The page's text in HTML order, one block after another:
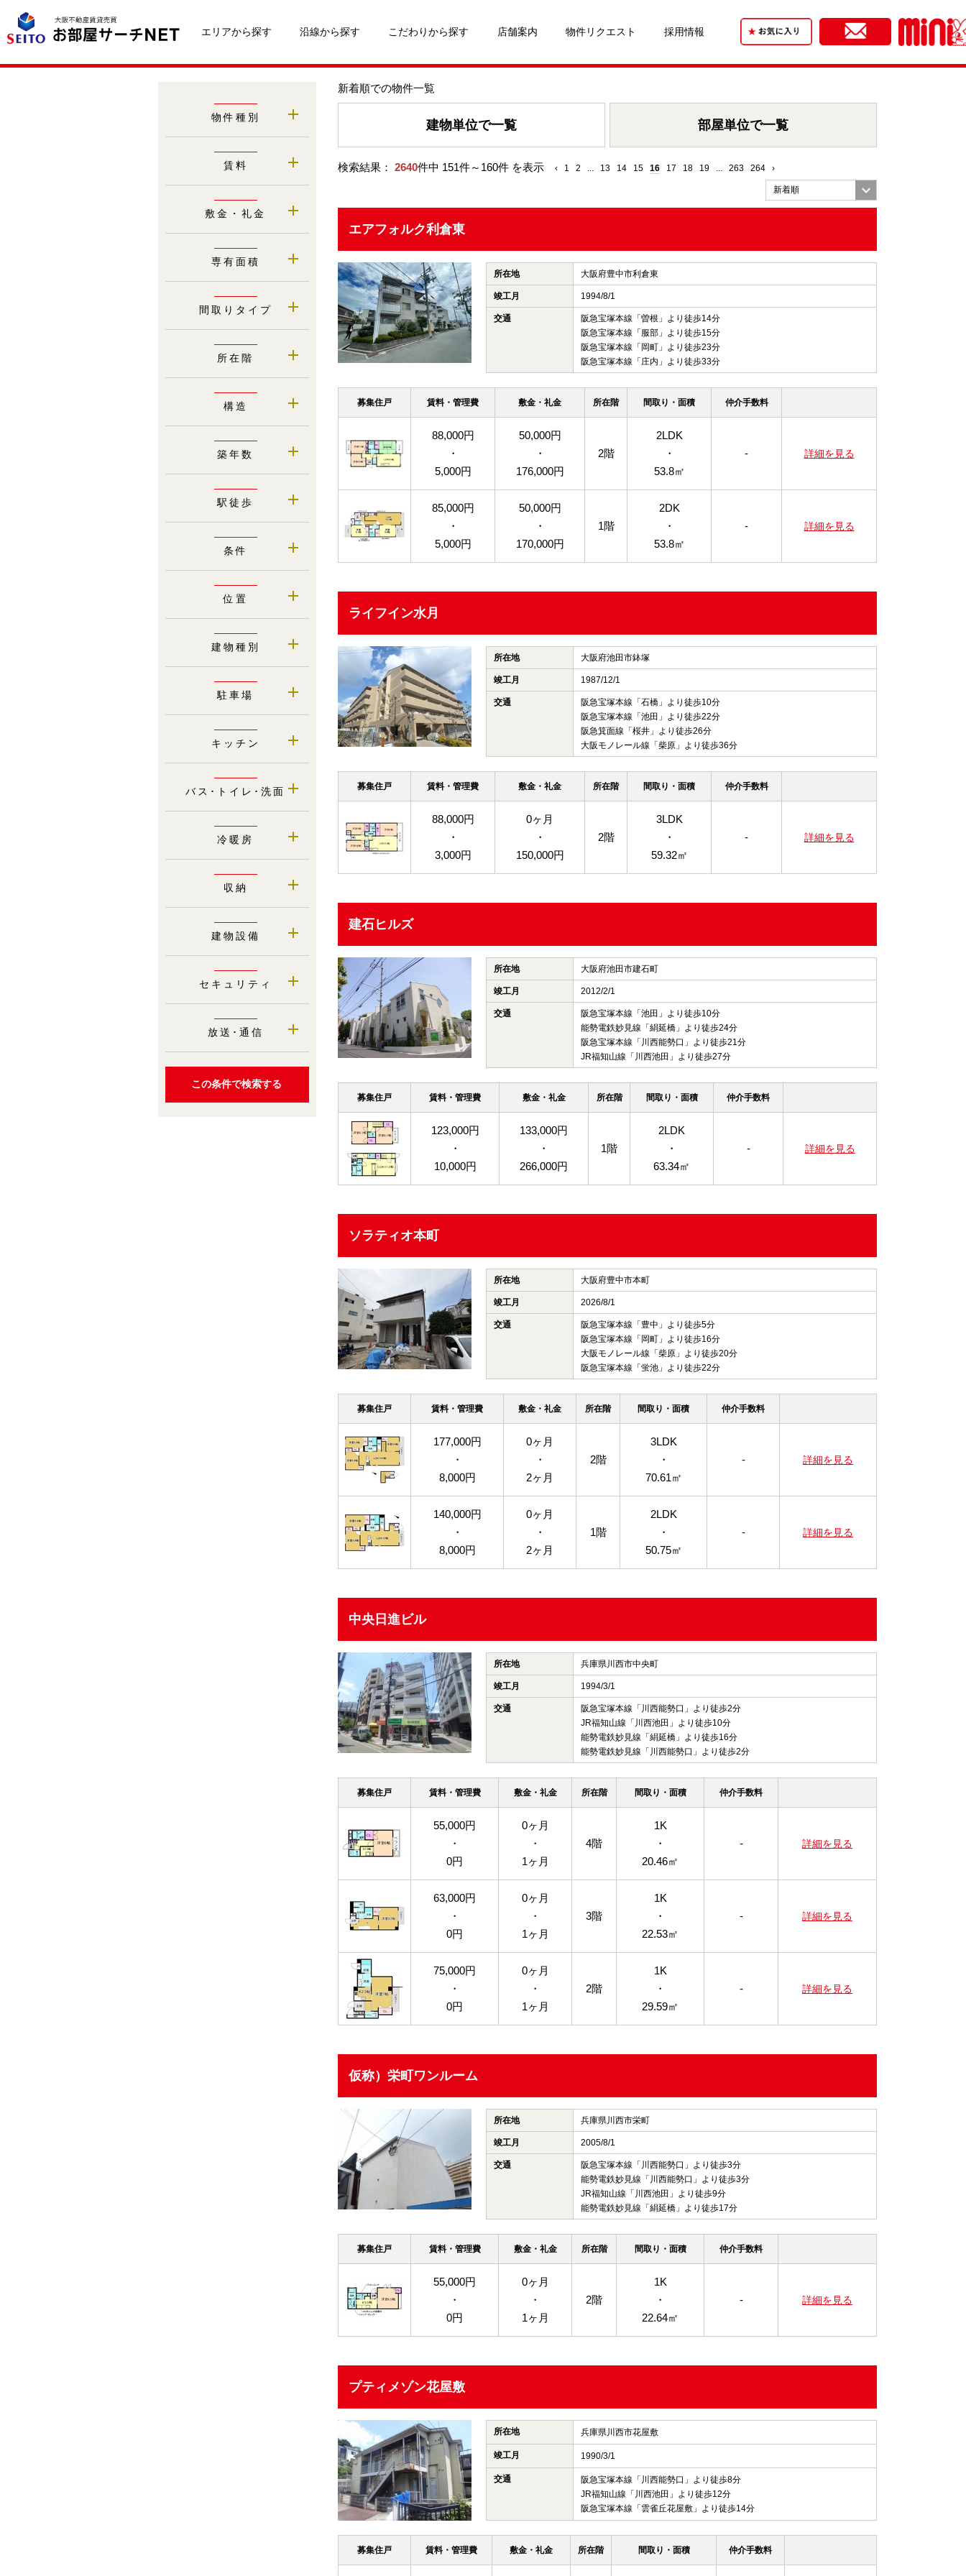
エリアから探す 沿線から探す こだわりから探す 店舗案内 物件リクエスト 採用情報
物件種別
賃料
敷金・礼金
専有面積
間取りタイプ
所在階
構造
築年数
駅徒歩
条件
位置
建物種別
駐車場
キッチン
バス･トイレ･洗面
冷暖房
収納
建物設備
セキュリティ
放送･通信
新着順での物件一覧
建物単位で一覧 部屋単位で一覧
検索結果： 2640件中 151件～160件 を表示 ‹ 1 2 13 14 15 16 17 18 19 263 264 ›
エアフォルク利倉東
所在地 大阪府豊中市利倉東
竣工月 1994/8/1
交通
阪急宝塚本線「曽根」より徒歩14分
阪急宝塚本線「服部」より徒歩15分
阪急宝塚本線「岡町」より徒歩23分
阪急宝塚本線「庄内」より徒歩33分
募集住戸 賃料・管理費 敷金・礼金 所在階 間取り・面積 仲介手数料
88,000円
・
5,000円
50,000円
・
176,000円
2階
2LDK
・
53.8㎡
- 詳細を見る
85,000円
・
5,000円
50,000円
・
170,000円
1階
2DK
・
53.8㎡
- 詳細を見る
ライフイン水月
所在地 大阪府池田市鉢塚
竣工月 1987/12/1
交通
阪急宝塚本線「石橋」より徒歩10分
阪急宝塚本線「池田」より徒歩22分
阪急箕面線「桜井」より徒歩26分
大阪モノレール線「柴原」より徒歩36分
募集住戸 賃料・管理費 敷金・礼金 所在階 間取り・面積 仲介手数料
88,000円
・
3,000円
0ヶ月
・
150,000円
2階
3LDK
・
59.32㎡
- 詳細を見る
建石ヒルズ
所在地 大阪府池田市建石町
竣工月 2012/2/1
交通
阪急宝塚本線「池田」より徒歩10分
能勢電鉄妙見線「絹延橋」より徒歩24分
阪急宝塚本線「川西能勢口」より徒歩21分
JR福知山線「川西池田」より徒歩27分
募集住戸 賃料・管理費 敷金・礼金 所在階 間取り・面積 仲介手数料
123,000円
・
10,000円
133,000円
・
266,000円
1階
2LDK
・
63.34㎡
- 詳細を見る
ソラティオ本町
所在地 大阪府豊中市本町
竣工月 2026/8/1
交通
阪急宝塚本線「豊中」より徒歩5分
阪急宝塚本線「岡町」より徒歩16分
大阪モノレール線「柴原」より徒歩20分
阪急宝塚本線「蛍池」より徒歩22分
募集住戸 賃料・管理費 敷金・礼金 所在階 間取り・面積 仲介手数料
177,000円
・
8,000円
0ヶ月
・
2ヶ月
2階
3LDK
・
70.61㎡
- 詳細を見る
140,000円
・
8,000円
0ヶ月
・
2ヶ月
1階
2LDK
・
50.75㎡
- 詳細を見る
中央日進ビル
所在地 兵庫県川西市中央町
竣工月 1994/3/1
交通
阪急宝塚本線「川西能勢口」より徒歩2分
JR福知山線「川西池田」より徒歩10分
能勢電鉄妙見線「絹延橋」より徒歩16分
能勢電鉄妙見線「川西能勢口」より徒歩2分
募集住戸 賃料・管理費 敷金・礼金 所在階 間取り・面積 仲介手数料
55,000円
・
0円
0ヶ月
・
1ヶ月
4階
1K
・
20.46㎡
- 詳細を見る
63,000円
・
0円
0ヶ月
・
1ヶ月
3階
1K
・
22.53㎡
- 詳細を見る
75,000円
・
0円
0ヶ月
・
1ヶ月
2階
1K
・
29.59㎡
- 詳細を見る
仮称）栄町ワンルーム
所在地 兵庫県川西市栄町
竣工月 2005/8/1
交通
阪急宝塚本線「川西能勢口」より徒歩3分
能勢電鉄妙見線「川西能勢口」より徒歩3分
JR福知山線「川西池田」より徒歩9分
能勢電鉄妙見線「絹延橋」より徒歩17分
募集住戸 賃料・管理費 敷金・礼金 所在階 間取り・面積 仲介手数料
55,000円
・
0円
0ヶ月
・
1ヶ月
2階
1K
・
22.64㎡
- 詳細を見る
プティメゾン花屋敷
所在地 兵庫県川西市花屋敷
竣工月 1990/3/1
交通
阪急宝塚本線「川西能勢口」より徒歩8分
JR福知山線「川西池田」より徒歩12分
阪急宝塚本線「雲雀丘花屋敷」より徒歩14分
募集住戸 賃料・管理費 敷金・礼金 所在階 間取り・面積 仲介手数料